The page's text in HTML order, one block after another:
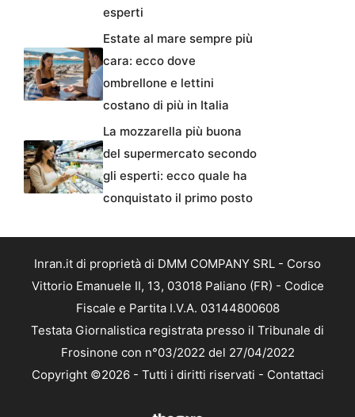
esperti
Estate al mare sempre più
cara: ecco dove
ombrellone e lettini
costano di più in Italia
La mozzarella più buona
del supermercato secondo
gli esperti: ecco quale ha
conquistato il primo posto
Inran.it di proprietà di DMM COMPANY SRL - Corso
Vittorio Emanuele II, 13, 03018 Paliano (FR) - Codice
Fiscale e Partita I.V.A. 03144800608
Testata Giornalistica registrata presso il Tribunale di
Frosinone con n°03/2022 del 27/04/2022
Copyright ©2026 - Tutti i diritti riservati - Contattaci